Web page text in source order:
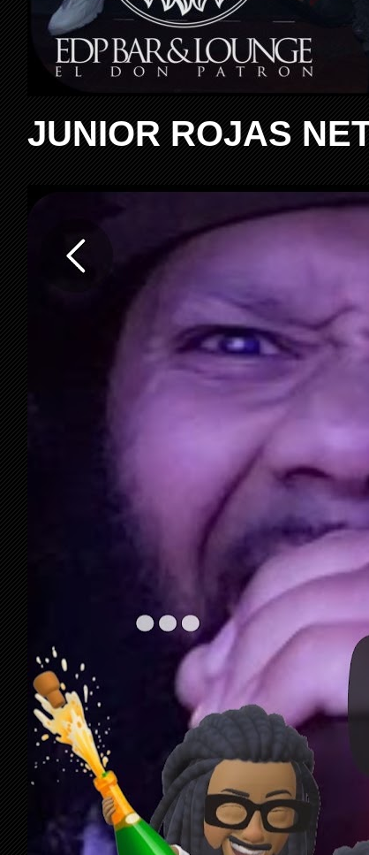
JUNIOR ROJAS